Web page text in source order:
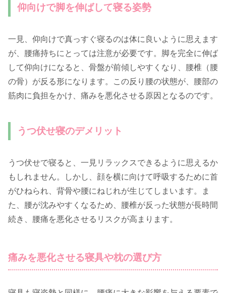
仰向けで脚を伸ばして寝る姿勢
一見、仰向けで真っすぐ寝るのは体に良いように思えます
が、腰痛持ちにとっては注意が必要です。脚を完全に伸ば
して仰向けになると、骨盤が前傾しやすくなり、腰椎（腰
の骨）が反る形になります。この反り腰の状態が、腰部の
筋肉に負担をかけ、痛みを悪化させる原因となるのです。
うつ伏せ寝のデメリット
うつ伏せで寝ると、一見リラックスできるように思えるか
もしれません。しかし、顔を横に向けて呼吸するために首
がひねられ、背骨や腰にねじれが生じてしまいます。ま
た、腰が沈みやすくなるため、腰椎が反った状態が長時間
続き、腰痛を悪化させるリスクが高まります。
痛みを悪化させる寝具や枕の選び方